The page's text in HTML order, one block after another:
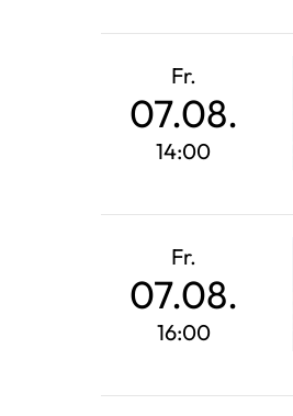
Fr.
07.08.
14:00
Fr.
07.08.
16:00